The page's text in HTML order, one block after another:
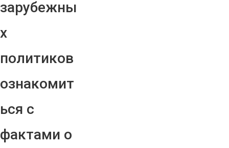
зарубежны
х
политиков
ознакомит
ься с
фактами о